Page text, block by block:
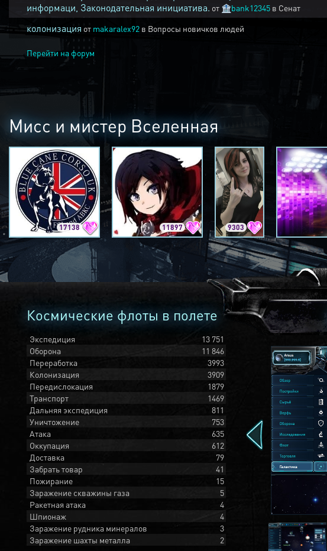
информаци, Законодательная инициатива. от 🏦bank12345 в Сенат
колонизация от makaralex92 в Вопросы новичков людей
Перейти на форум
Мисс и мистер Вселенная
17138 11897 9303
Космические флоты в полете
Экспедиция
13 751
Оборона
11 846
Переработка
3993
Колонизация
3909
Передислокация
1879
Транспорт
1469
Дальняя экспедиция
811
Уничтожение
753
Атака
635
Оккупация
612
Доставка
79
Забрать товар
41
Пожирание
15
Заражение скважины газа
5
Ракетная атака
4
Шпионаж
4
Заражение рудника минералов
3
Заражение шахты металла
2